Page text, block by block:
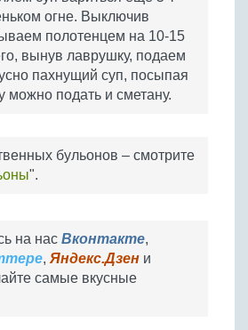
огне. Выключив
полотенцем на 10-15
вынув лаврушку, подаем
пахнущий суп, посыпая
можно подать и сметану.
бульонов – смотрите
".
на нас Вконтакте,
, Яндекс.Дзен и
самые вкусные